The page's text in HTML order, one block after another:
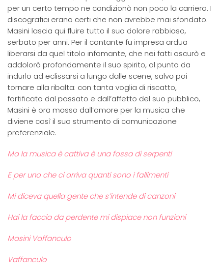
per un certo tempo ne condizionò non poco la carriera. I
discografici erano certi che non avrebbe mai sfondato.
Masini lascia qui fluire tutto il suo dolore rabbioso,
serbato per anni. Per il cantante fu impresa ardua
liberarsi da quel titolo infamante, che nei fatti oscurò e
addolorò profondamente il suo spirito, al punto da
indurlo ad eclissarsi a lungo dalle scene, salvo poi
tornare alla ribalta: con tanta voglia di riscatto,
fortificato dal passato e dall’affetto del suo pubblico,
Masini è ora mosso dall’amore per la musica che
diviene così il suo strumento di comunicazione
preferenziale.
Ma la musica è cattiva è una fossa di serpenti
E per uno che ci arriva quanti sono i fallimenti
Mi diceva quella gente che s’intende di canzoni
Hai la faccia da perdente mi dispiace non funzioni
Masini Vaffanculo
Vaffanculo